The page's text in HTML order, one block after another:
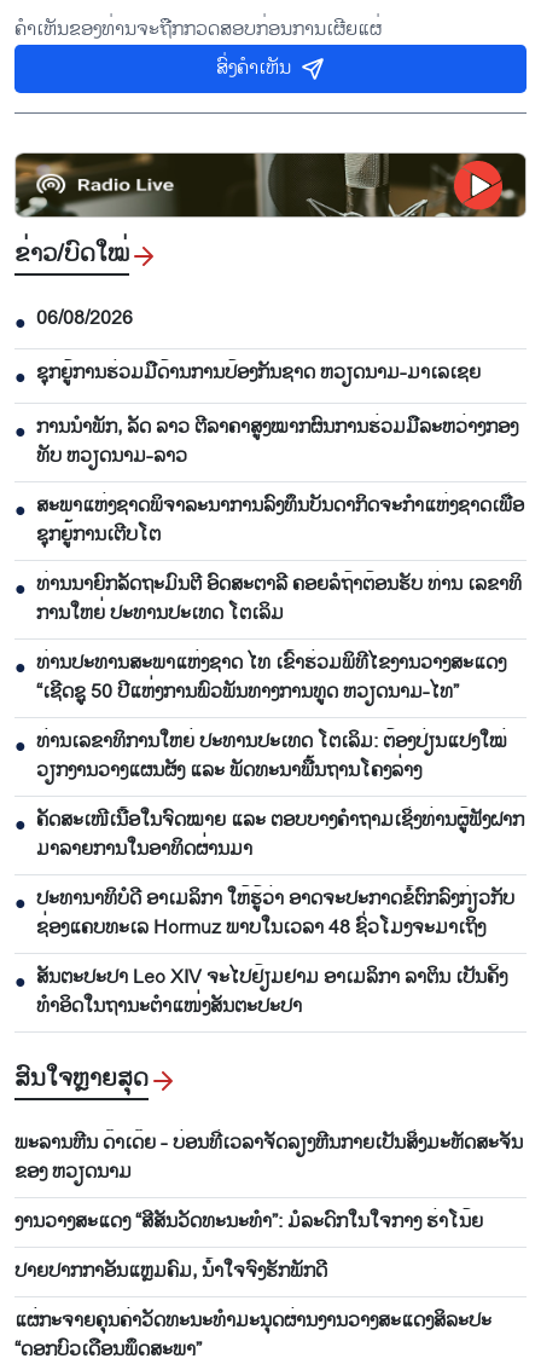
ຄຳເຫັນຂອງທ່ານຈະຖືກກວດສອບກ່ອນການເຜີຍແຜ່
ສົ່ງຄຳເຫັນ
ຂ່າວ/ບົດ​ໃໝ່
● 06/08/2026
● ຊຸກ​ຍູ້​ການ​ຮ່ວມ​ມື​ດ້ານ​ການ​ປ້ອງ​ກັນ​ຊາດ ຫວຽດ​ນາມ-ມາ​ເລ​ເຊຍ
● ການ​ນຳ​ພັກ, ລັດ ລາວ ຕີ​ລາ​ຄາ​ສູງ​ໝາກ​ຜົນ​ການ​ຮ່ວມ​ມື​ລະ​ຫວ່າງກອງ​
ທັບ ຫວຽດ​ນາມ-ລາວ
● ສະ​ພາ​ແຫ່ງ​ຊາດ​ພິ​ຈາ​ລະ​ນາ​​ການລົງ​ທຶນ​ບັນ​ດາ​ກິດ​ຈະ​ກຳ​ແຫ່ງ​ຊາດ​ເພື່ອ​
ຊຸກ​ຍູ້​ການ​ເຕີບ​ໂຕ
● ທ່ານ​ນາ​ຍົກ​ລັດ​ຖະ​ມົນ​ຕີ ອົດ​ສະ​ຕາ​ລີ ​ຄອຍລໍ​ຖ້າ​ຕ້ອນ​ຮັບ ທ່ານ ເລ​ຂາ​ທິ​
ການ​ໃຫຍ່ ປະ​ທານ​ປະ​ເທດ ໂຕ​ເລິມ
● ທ່ານ​ປະ​ທານ​ສະ​ພາ​ແຫ່ງ​ຊາດ ໄທ ເຂົ້າ​ຮ່ວມ​ພິ​ທີ​ໄຂ​ງານ​ວາງ​ສະ​ແດງ
“ເຊີດ​ຊູ 50 ປີ​ແຫ່ງ​ການ​ພົວ​ພັນ​ທາງ​ການ​ທູດ ຫວຽດ​ນາມ-ໄທ”
● ທ່ານເລ​ຂາ​ທິ​ການ​ໃຫຍ່ ປະ​ທານ​ປະ​ເທດ ໂຕ​ເລິມ: ຕ້ອງ​ປ່ຽນ​ແປງ​ໃໝ່​
ວຽກ​ງານ​ວາງ​ແຜນ​ຜັງ ແລະ ​ພັດ​ທະ​ນາ​ພື້ນ​ຖານ​ໂຄງ​ລ່າງ
● ຄັດສະເໜີເນື້ອໃນຈົດໝາຍ ແລະ ຕອບບາງຄຳຖາມເຊິ່ງທ່ານຜູ້ຟັງຝາກ
ມາລາຍການໃນອາທິດຜ່ານມາ
● ປະທານາທິບໍດີ ອາເມລິກາ ໃຫ້ຮູ້ວ່າ ອາດຈະປະກາດຂໍ້ຕົກລົງກ່ຽວກັບ
ຊ່ອງແຄບທະເລ Hormuz ພາບໃນເວລາ 48 ຊົ່ວໂມງຈະມາເຖິງ
● ສັນຕະປະປາ Leo XIV ຈະໄປຢ້ຽມຢາມ ອາເມລິກາ ລາຕິນ ເປັນຄັ້ງ
ທຳອິດໃນຖານະຕຳແໜ່ງສັນຕະປະປາ
ສົນ​ໃຈ​ຫຼາຍ​ສຸດ
ພະລານຫີນ ດ໊າເດ໊ຍ - ບ່ອນທີ່ເວລາຈັດລຽງຫີນກາຍເປັນສິ່ງມະຫັດສະຈັນ
ຂອງ ຫວຽດນາມ
ງານວາງສະແດງ “ສີສັນວັດທະນະທຳ”: ມໍລະດົກໃນໃຈກາງ ຮ່າໂນ້ຍ
ປາຍປາກກາອັນແຫຼມຄົມ, ນ້ຳໃຈຈົງຮັກພັກດີ
ແຜ່ກະຈາຍຄຸນຄ່າວັດທະນະທຳມະນຸດຜ່ານງານວາງສະແດງສິລະປະ
“ດອກບົວເດືອນພຶດສະພາ”